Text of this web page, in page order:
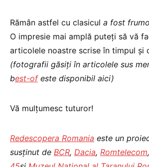
Rămân astfel cu clasicul a fost
O impresie mai amplă puteți să vă
articolele noastre scrise în timpul și
(fotografii găsiți în articolele sus
best-ofeste disponibil aici)
Vă mulțumesc tuturor!
Redescopera Romania este un
susţinut de BCR, Dacia, Romtelecom,